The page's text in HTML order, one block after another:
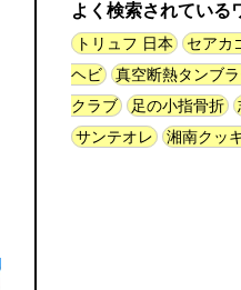
皿に乗った
(べつやく
フエラムネ
らホイッス
よく検索されている
トリュフ 日本 セアカ
ヘビ
真空断熱タンブ
クラブ
足の小指骨折
サンテオレ
湘南クッ